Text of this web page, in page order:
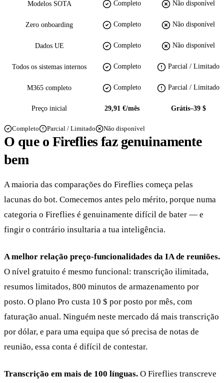
Modelos SOTA Completo Não disponível
Zero onboarding Completo Não disponível
Dados UE Completo Não disponível
Todos os sistemas internos Completo Parcial / Limitado
M365 completo Completo Parcial / Limitado
Preço inicial 29,91 €/mês Grátis–39 $
Completo Parcial / Limitado Não disponível
O que o Fireflies faz genuinamente
bem
A maioria das comparações do Fireflies começa pelas
lacunas do bot. Comecemos antes pelo mérito, porque numa
categoria o Fireflies é genuinamente difícil de bater — e
fingir o contrário insultaria a tua inteligência.
A melhor relação preço-funcionalidades da IA de reuniões.
O nível gratuito é mesmo funcional: transcrição ilimitada,
resumos limitados, 800 minutos de armazenamento por
posto. O plano Pro custa 10 $ por posto por mês, com
faturação anual. Ninguém neste mercado dá mais transcrição
por dólar, e para uma equipa que só precisa de notas de
reunião, essa conta é difícil de contestar.
Transcrição em mais de 100 línguas. O Fireflies transcreve